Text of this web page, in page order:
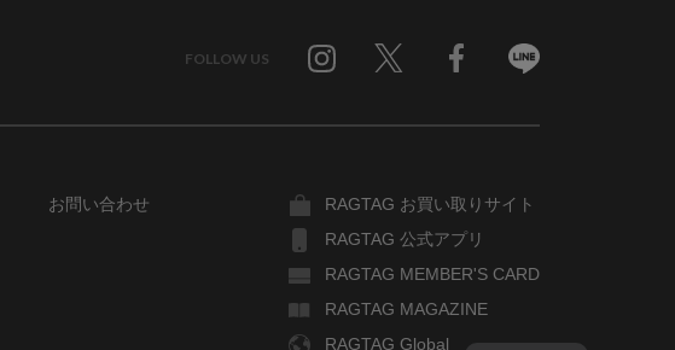
FOLLOW US
お問い合わせ
RAGTAG お買い取りサイト
RAGTAG 公式アプリ
RAGTAG MEMBER'S CARD
RAGTAG MAGAZINE
RAGTAG Global